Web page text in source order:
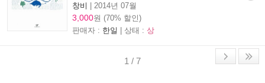
창비 | 2014년 07월
3,000원 (70% 할인)
판매자 : 한일 | 상태 : 상
1 / 7